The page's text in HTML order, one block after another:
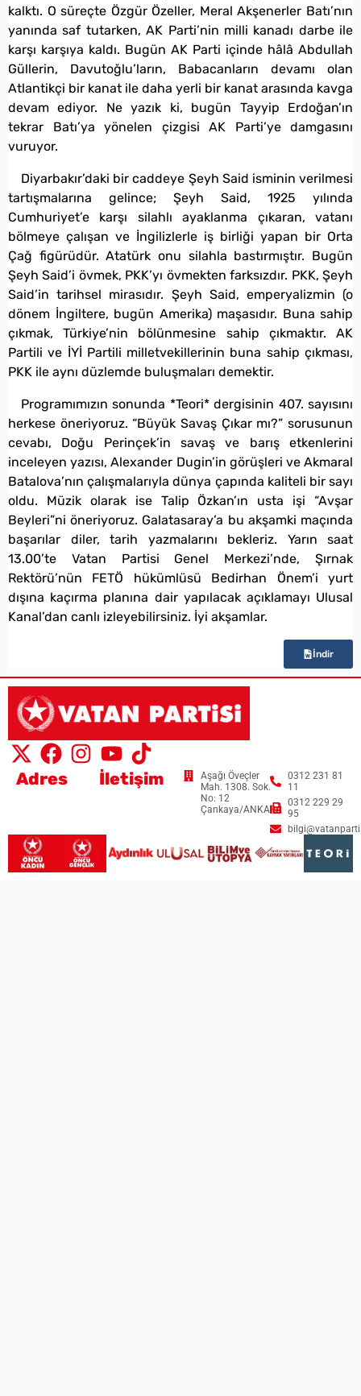
kalktı. O süreçte Özgür Özeller, Meral Akşenerler Batı’nın
yanında saf tutarken, AK Parti’nin milli kanadı darbe ile
karşı karşıya kaldı. Bugün AK Parti içinde hâlâ Abdullah
Güllerin, Davutoğlu’ların, Babacanların devamı olan
Atlantikçi bir kanat ile daha yerli bir kanat arasında kavga
devam ediyor. Ne yazık ki, bugün Tayyip Erdoğan’ın
tekrar Batı’ya yönelen çizgisi AK Parti’ye damgasını
vuruyor.
Diyarbakır’daki bir caddeye Şeyh Said isminin verilmesi
tartışmalarına gelince; Şeyh Said, 1925 yılında
Cumhuriyet’e karşı silahlı ayaklanma çıkaran, vatanı
bölmeye çalışan ve İngilizlerle iş birliği yapan bir Orta
Çağ figürüdür. Atatürk onu silahla bastırmıştır. Bugün
Şeyh Said’i övmek, PKK’yı övmekten farksızdır. PKK, Şeyh
Said’in tarihsel mirasıdır. Şeyh Said, emperyalizmin (o
dönem İngiltere, bugün Amerika) maşasıdır. Buna sahip
çıkmak, Türkiye’nin bölünmesine sahip çıkmaktır. AK
Partili ve İYİ Partili milletvekillerinin buna sahip çıkması,
PKK ile aynı düzlemde buluşmaları demektir.
Programımızın sonunda *Teori* dergisinin 407. sayısını
herkese öneriyoruz. “Büyük Savaş Çıkar mı?” sorusunun
cevabı, Doğu Perinçek’in savaş ve barış etkenlerini
inceleyen yazısı, Alexander Dugin’in görüşleri ve Akmaral
Batalova’nın çalışmalarıyla dünya çapında kaliteli bir sayı
oldu. Müzik olarak ise Talip Özkan’ın usta işi “Avşar
Beyleri”ni öneriyoruz. Galatasaray’a bu akşamki maçında
başarılar diler, tarih yazmalarını bekleriz. Yarın saat
13.00’te Vatan Partisi Genel Merkezi’nde, Şırnak
Rektörü’nün FETÖ hükümlüsü Bedirhan Önem’i yurt
dışına kaçırma planına dair yapılacak açıklamayı Ulusal
Kanal’dan canlı izleyebilirsiniz. İyi akşamlar.
İndir
Adres
Aşağı Öveçler
Mah. 1308. Sok.
No: 12
Çankaya/ANKARA
İletişim
0312 231 81
11
0312 229 29
95